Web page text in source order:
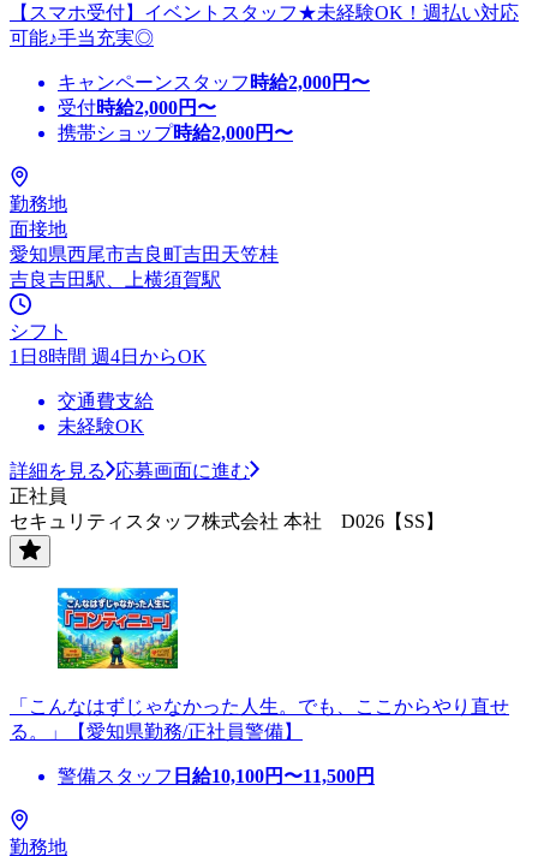
【スマホ受付】イベントスタッフ★未経験OK！週払い対応
可能♪手当充実◎
キャンペーンスタッフ 時給2,000円〜
受付時給2,000円〜
携帯ショップ時給2,000円〜
勤務地
面接地
愛知県西尾市吉良町吉田天笠桂
吉良吉田駅、上横須賀駅
シフト
1日8時間 週4日からOK
交通費支給
未経験OK
詳細を見る
応募画面に進む
正社員
セキュリティスタッフ株式会社 本社 D026【SS】
「こんなはずじゃなかった人生。でも、ここからやり直せ
る。」【愛知県勤務/正社員警備】
警備スタッフ 日給10,100円〜11,500円
勤務地